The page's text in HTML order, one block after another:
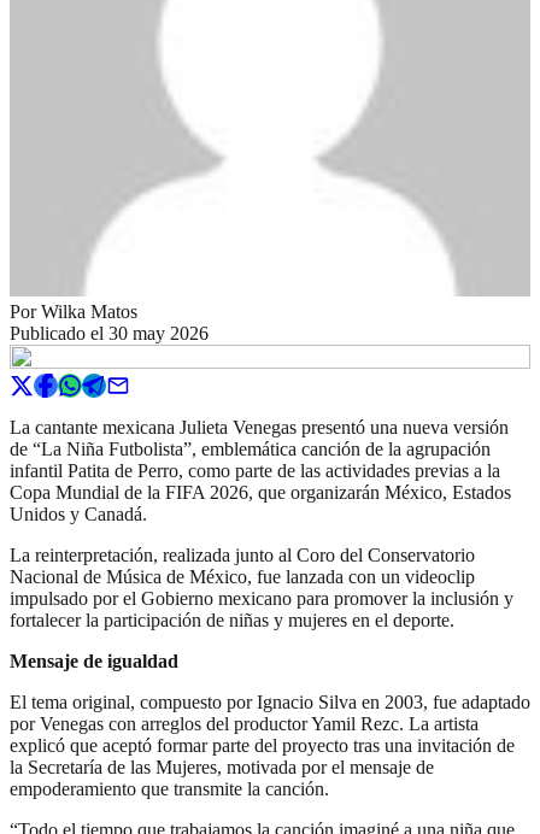
PorWilka Matos
Publicado el 30 may 2026
La cantante mexicana Julieta Venegas presentó una nueva versión
de “La Niña Futbolista”, emblemática canción de la agrupación
infantil Patita de Perro, como parte de las actividades previas a la
Copa Mundial de la FIFA 2026, que organizarán México, Estados
Unidos y Canadá.
La reinterpretación, realizada junto al Coro del Conservatorio
Nacional de Música de México, fue lanzada con un videoclip
impulsado por el Gobierno mexicano para promover la inclusión y
fortalecer la participación de niñas y mujeres en el deporte.
Mensaje de igualdad
El tema original, compuesto por Ignacio Silva en 2003, fue adaptado
por Venegas con arreglos del productor Yamil Rezc. La artista
explicó que aceptó formar parte del proyecto tras una invitación de
la Secretaría de las Mujeres, motivada por el mensaje de
empoderamiento que transmite la canción.
“Todo el tiempo que trabajamos la canción imaginé a una niña que